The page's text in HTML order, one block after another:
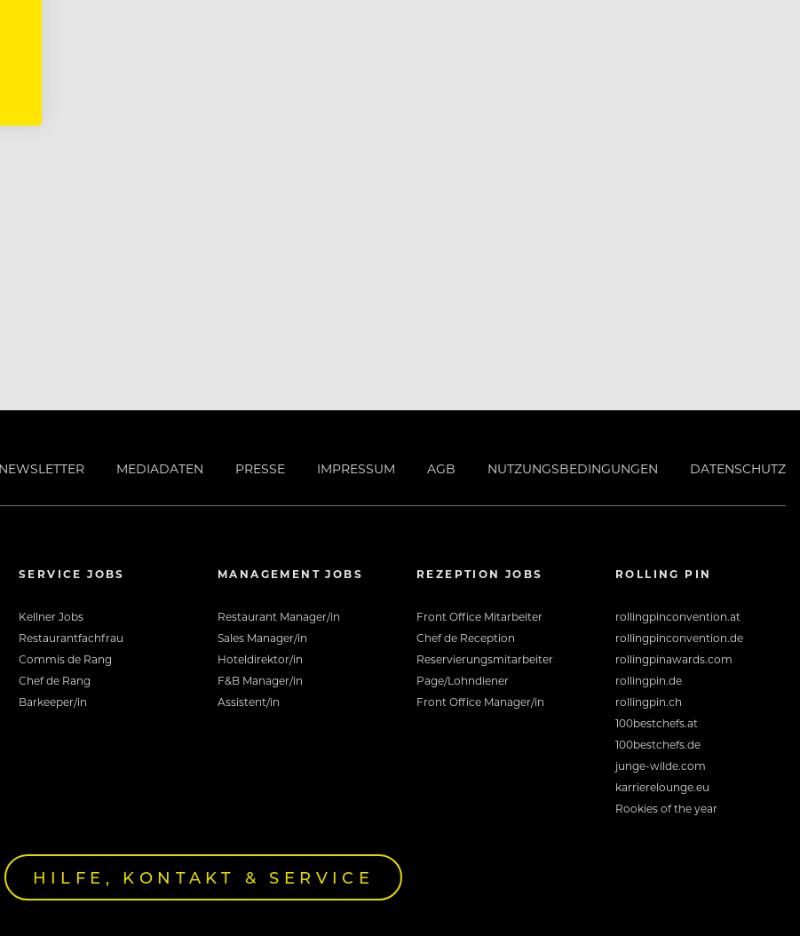
NEWSLETTER MEDIADATEN PRESSE IMPRESSUM AGB NUTZUNGSBEDINGUNGEN DATENSCHUTZ
SERVICE JOBS
Kellner Jobs
Restaurantfachfrau
Commis de Rang
Chef de Rang
Barkeeper/in
MANAGEMENT JOBS
Restaurant Manager/in
Sales Manager/in
Hoteldirektor/in
F&B Manager/in
Assistent/in
REZEPTION JOBS
Front Office Mitarbeiter
Chef de Reception
Reservierungsmitarbeiter
Page/Lohndiener
Front Office Manager/in
ROLLING PIN
rollingpinconvention.at
rollingpinconvention.de
rollingpinawards.com
rollingpin.de
rollingpin.ch
100bestchefs.at
100bestchefs.de
junge-wilde.com
karrierelounge.eu
Rookies of the year
HILFE, KONTAKT & SERVICE